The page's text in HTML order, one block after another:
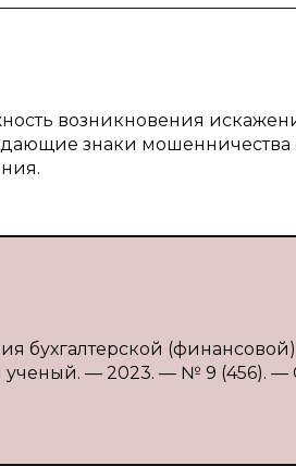
возникновения
знаки мошенничества
бухгалтерской (финансовой)
ученый. — 2023. — № 9 (456). —